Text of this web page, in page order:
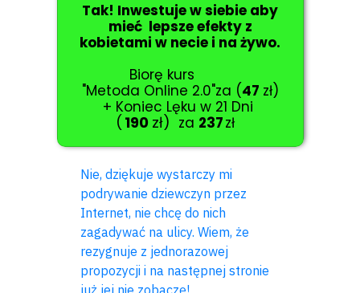
Tak! Inwestuje w siebie aby
mieć lepsze efekty z
kobietami w necie i na żywo.
Biorę kurs
"Metoda Online 2.0"za (47 zł)
+ Koniec Lęku w 21 Dni
( 190 zł) za 237zł
Nie, dziękuje wystarczy mi
podrywanie dziewczyn przez
Internet, nie chcę do nich
zagadywać na ulicy. Wiem, że
rezygnuje z jednorazowej
propozycji i na następnej stronie
już jej nie zobaczę!